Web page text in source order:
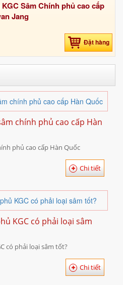
Sâm Chính phủ cao cấp
Jang
Đặt hàng
chính phủ cao cấp Hàn
phủ cao cấp Hàn Quốc
Chi tiết
KGC có phải loại sâm
có phải loại sâm tốt?
Chi tiết